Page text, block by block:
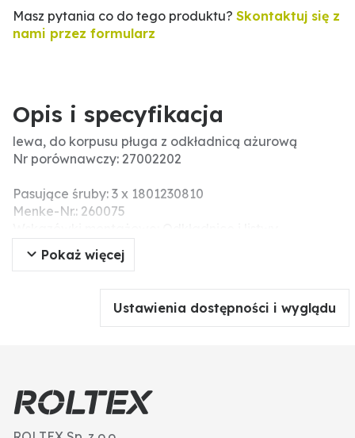
Masz pytania co do tego produktu? Skontaktuj się z
nami przez formularz
Opis i specyfikacja
lewa, do korpusu pługa z odkładnicą ażurową
Nr porównawczy: 27002202
Pasujące śruby: 3 x 1801230810
Menke-Nr.: 260075
odkładnicy:
Przy wymianie odkładnic i listew należy dokręcać
złamania elementów roboczych. Do wyrównania
różnic wymiarów przy odkładnicy i piersi oraz aby
prowadzić do uszkodzenia części robocze (pęknięcia
naprężeniowe).
Pokaż więcej
Ustawienia dostępności i wyglądu